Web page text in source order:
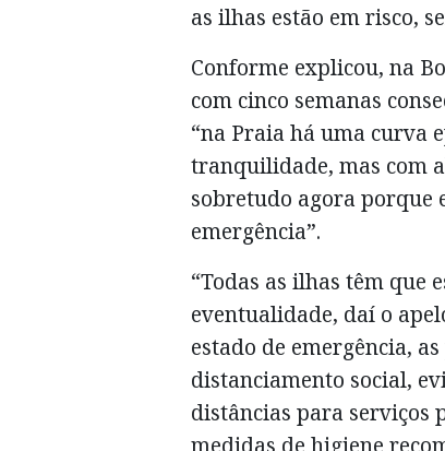
as ilhas estão em risco,
Conforme explicou, na
com cinco semanas
“na Praia há uma curva
tranquilidade, mas com
sobretudo agora porque
emergência”.
“Todas as ilhas têm
eventualidade, daí o
estado de emergência,
distanciamento social,
distâncias para serviços
medidas de higiene